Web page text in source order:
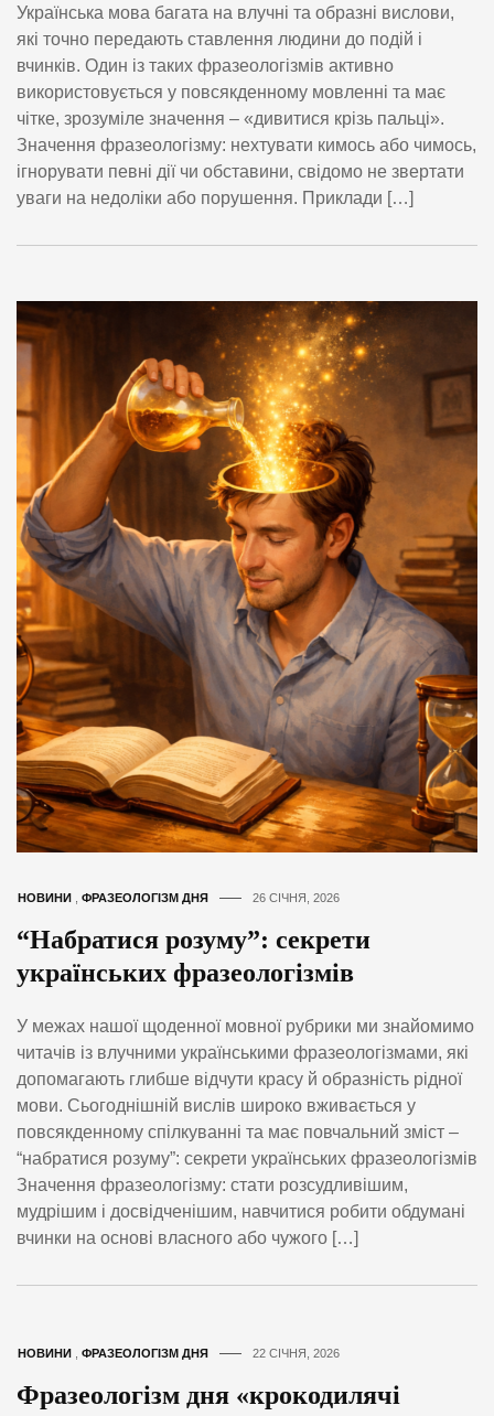
Українська мова багата на влучні та образні вислови,
які точно передають ставлення людини до подій і
вчинків. Один із таких фразеологізмів активно
використовується у повсякденному мовленні та має
чітке, зрозуміле значення – «дивитися крізь пальці».
Значення фразеологізму: нехтувати кимось або чимось,
ігнорувати певні дії чи обставини, свідомо не звертати
уваги на недоліки або порушення. Приклади […]
НОВИНИ ФРАЗЕОЛОГІЗМ ДНЯ 26 СІЧНЯ, 2026
“Набратися розуму”: секрети
українських фразеологізмів
У межах нашої щоденної мовної рубрики ми знайомимо
читачів із влучними українськими фразеологізмами, які
допомагають глибше відчути красу й образність рідної
мови. Сьогоднішній вислів широко вживається у
повсякденному спілкуванні та має повчальний зміст –
“набратися розуму”: секрети українських фразеологізмів
Значення фразеологізму: стати розсудливішим,
мудрішим і досвідченішим, навчитися робити обдумані
вчинки на основі власного або чужого […]
НОВИНИ ФРАЗЕОЛОГІЗМ ДНЯ 22 СІЧНЯ, 2026
Фразеологізм дня «крокодилячі